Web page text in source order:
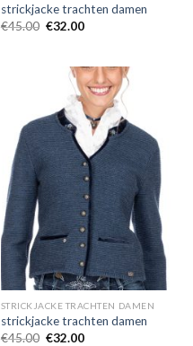
strickjacke trachten damen
€45.00 €32.00
STRICKJACKE TRACHTEN DAMEN
strickjacke trachten damen
€45.00 €32.00